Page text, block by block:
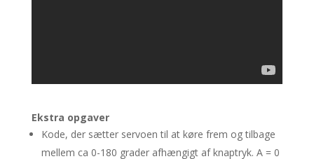
Ekstra opgaver
Kode, der sætter servoen til at køre frem og tilbage
mellem ca 0-180 grader afhængigt af knaptryk. A = 0